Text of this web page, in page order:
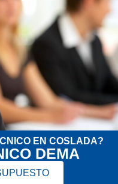
EN COSLADA?
DEMA